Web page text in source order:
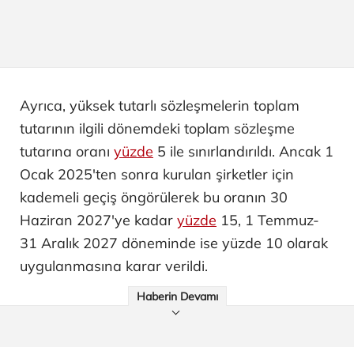
Ayrıca, yüksek tutarlı sözleşmelerin toplam
tutarının ilgili dönemdeki toplam sözleşme
tutarına oranı yüzde 5 ile sınırlandırıldı. Ancak 1
Ocak 2025'ten sonra kurulan şirketler için
kademeli geçiş öngörülerek bu oranın 30
Haziran 2027'ye kadar yüzde 15, 1 Temmuz-
31 Aralık 2027 döneminde ise yüzde 10 olarak
uygulanmasına karar verildi.
Haberin Devamı